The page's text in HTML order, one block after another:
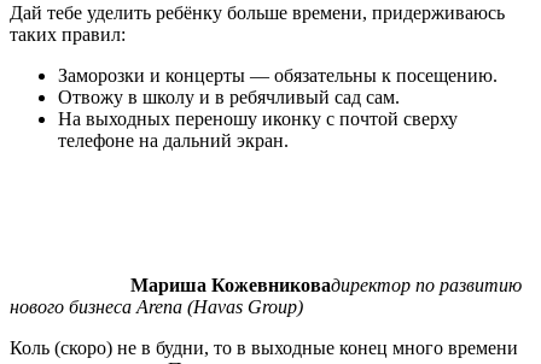
Дай тебе уделить ребёнку больше времени, придерживаюсь
таких правил:
Заморозки и концерты — обязательны к посещению.
Отвожу в школу и в ребячливый сад сам.
На выходных переношу иконку с почтой сверху
телефоне на дальний экран.
Мариша Кожевниковадиректор по развитию
нового бизнеса Arena (Havas Group)
Коль (скоро) не в будни, то в выходные конец много времени